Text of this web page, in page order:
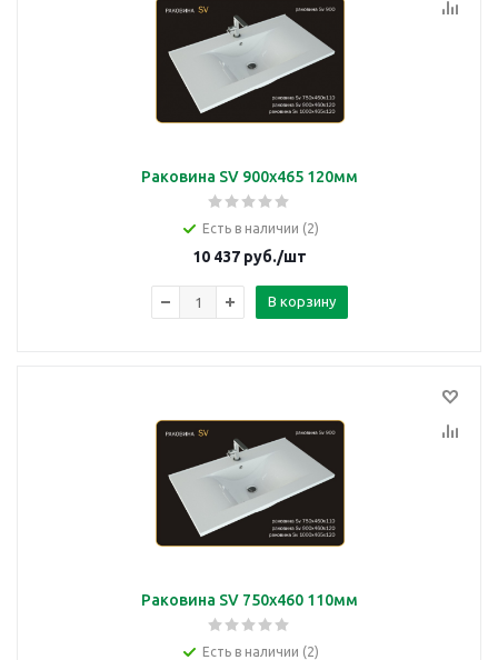
Раковина SV 900x465 120мм
Есть в наличии (2)
10 437 руб./шт
В корзину
Раковина SV 750x460 110мм
Есть в наличии (2)